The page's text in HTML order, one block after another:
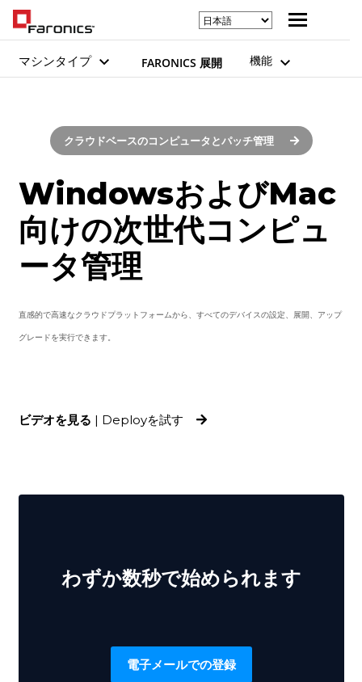
マシンタイプ FARONICS 展開 機能
クラウドベースのコンピュータとパッチ管理
WindowsおよびMac
向けの次世代コンピュ
ータ管理
直感的で高速なクラウドプラットフォームから、すべてのデバイスの設定、展開、アップ
グレードを実行できます。
ビデオを見る | Deployを試す
わずか数秒で始められます
電子メールでの登録